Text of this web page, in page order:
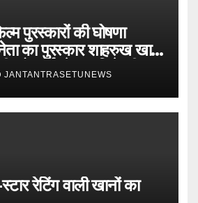
पुरस्कारों की घोषणा
का पुरस्कार शाहरुख खान
को, सर्वश्रेष्ठ अभिनेत्री का
को
JANTANTRASETUNEWS
रेटिंग वाली खानों का